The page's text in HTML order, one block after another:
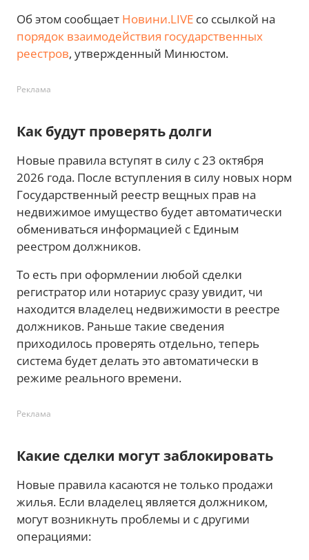
Об этом сообщает Новини.LIVE со ссылкой на
порядок взаимодействия государственных
реестров, утвержденный Минюстом.
Реклама
Как будут проверять долги
Новые правила вступят в силу с 23 октября
2026 года. После вступления в силу новых норм
Государственный реестр вещных прав на
недвижимое имущество будет автоматически
обмениваться информацией с Единым
реестром должников.
То есть при оформлении любой сделки
регистратор или нотариус сразу увидит, чи
находится владелец недвижимости в реестре
должников. Раньше такие сведения
приходилось проверять отдельно, теперь
система будет делать это автоматически в
режиме реального времени.
Реклама
Какие сделки могут заблокировать
Новые правила касаются не только продажи
жилья. Если владелец является должником,
могут возникнуть проблемы и с другими
операциями: